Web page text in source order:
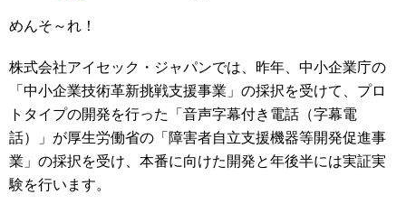
めんそ～れ！
株式会社アイセック・ジャパンでは、昨年、中小企業庁の
「中小企業技術革新挑戦支援事業」の採択を受けて、プロ
トタイプの開発を行った「音声字幕付き電話（字幕電
話）」が厚生労働省の「障害者自立支援機器等開発促進事
業」の採択を受け、本番に向けた開発と年後半には実証実
験を行います。